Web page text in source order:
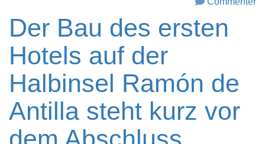
Der Bau des ersten
Hotels auf der
Halbinsel Ramón de
Antilla steht kurz vor